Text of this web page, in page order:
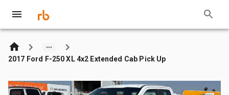
2017 Ford F-250 XL 4x2 Extended Cab Pick Up